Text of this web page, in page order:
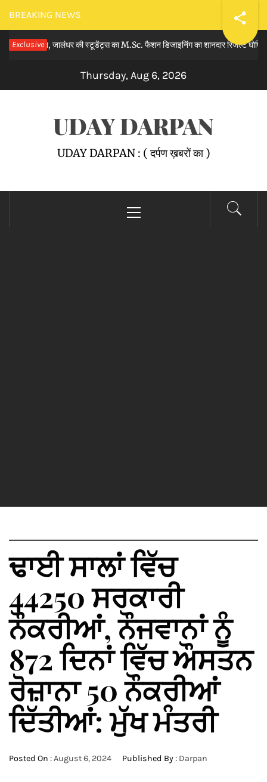
Skip
to
content
BREAKING NEWS
Exclusive
जालंधर की स्टूडेंट्स का M.Sc. फैशन डिजाइनिंग का शानदार रिजल्ट घोषित किया।
Thursday, Aug 6, 2026
UDAY DARPAN
UDAY DARPAN : ( दर्पण ख़बरों का )
Menu
ਢਾਈ ਸਾਲਾਂ ਵਿੱਚ
44250 ਸਰਕਾਰੀ
ਨੌਕਰੀਆਂ, ਨੌਜਵਾਨਾਂ ਨੂੰ
872 ਦਿਨਾਂ ਵਿੱਚ ਔਸਤਨ
ਰੋਜ਼ਾਨਾ 50 ਨੌਕਰੀਆਂ
ਦਿੱਤੀਆਂ: ਮੁੱਖ ਮੰਤਰੀ
Posted On :August 6, 2024 Published By : Darpan